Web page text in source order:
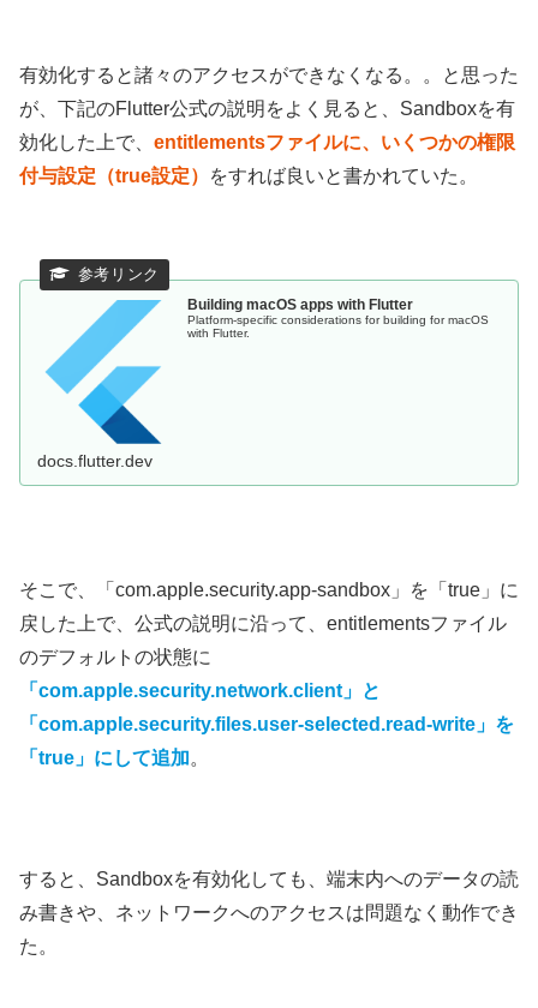
有効化すると諸々のアクセスができなくなる。。と思った
が、下記のFlutter公式の説明をよく見ると、Sandboxを有
効化した上で、 entitlementsファイルに、いくつかの権限
付与設定（true設定）
をすれば良いと書かれていた。
Building macOS apps with Flutter
Platform-specific considerations for building for macOS
with Flutter.
docs.flutter.dev
そこで、「com.apple.security.app-sandbox」を「true」に
戻した上で、公式の説明に沿って、entitlementsファイル
のデフォルトの状態に
「com.apple.security.network.client」と
「com.apple.security.files.user-selected.read-write」を
「true」にして追加。
すると、Sandboxを有効化しても、端末内へのデータの読
み書きや、ネットワークへのアクセスは問題なく動作でき
た。